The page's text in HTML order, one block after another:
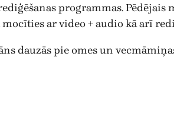
programmas.
ar video + audio kā arī
dauzās pie omes un